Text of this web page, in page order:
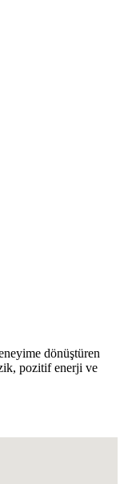
dönüştüren
pozitif enerji ve